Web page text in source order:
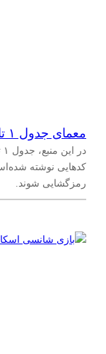
معمای جدول ۱ تا ۱۰۰
کدهایی نوشته
رمزگشایی شوند.